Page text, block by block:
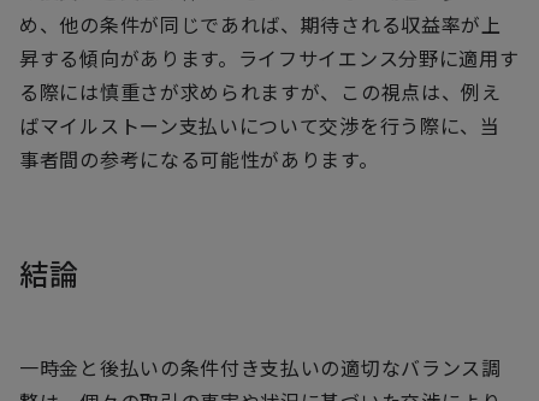
め、他の条件が同じであれば、期待される収益率が上
昇する傾向があります。ライフサイエンス分野に適用す
る際には慎重さが求められますが、この視点は、例え
ばマイルストーン支払いについて交渉を行う際に、当
事者間の参考になる可能性があります。
結論
一時金と後払いの条件付き支払いの適切なバランス調